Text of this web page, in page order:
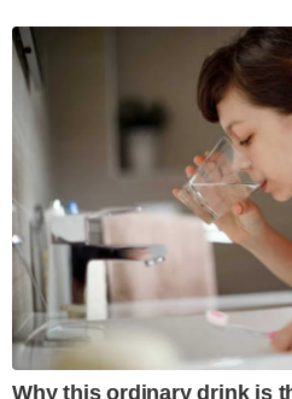
Why this ordinary drink is